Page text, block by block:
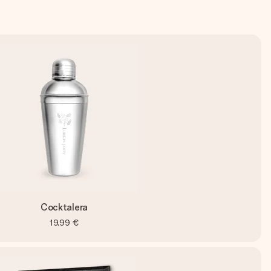
Cocktalera
19,99 €